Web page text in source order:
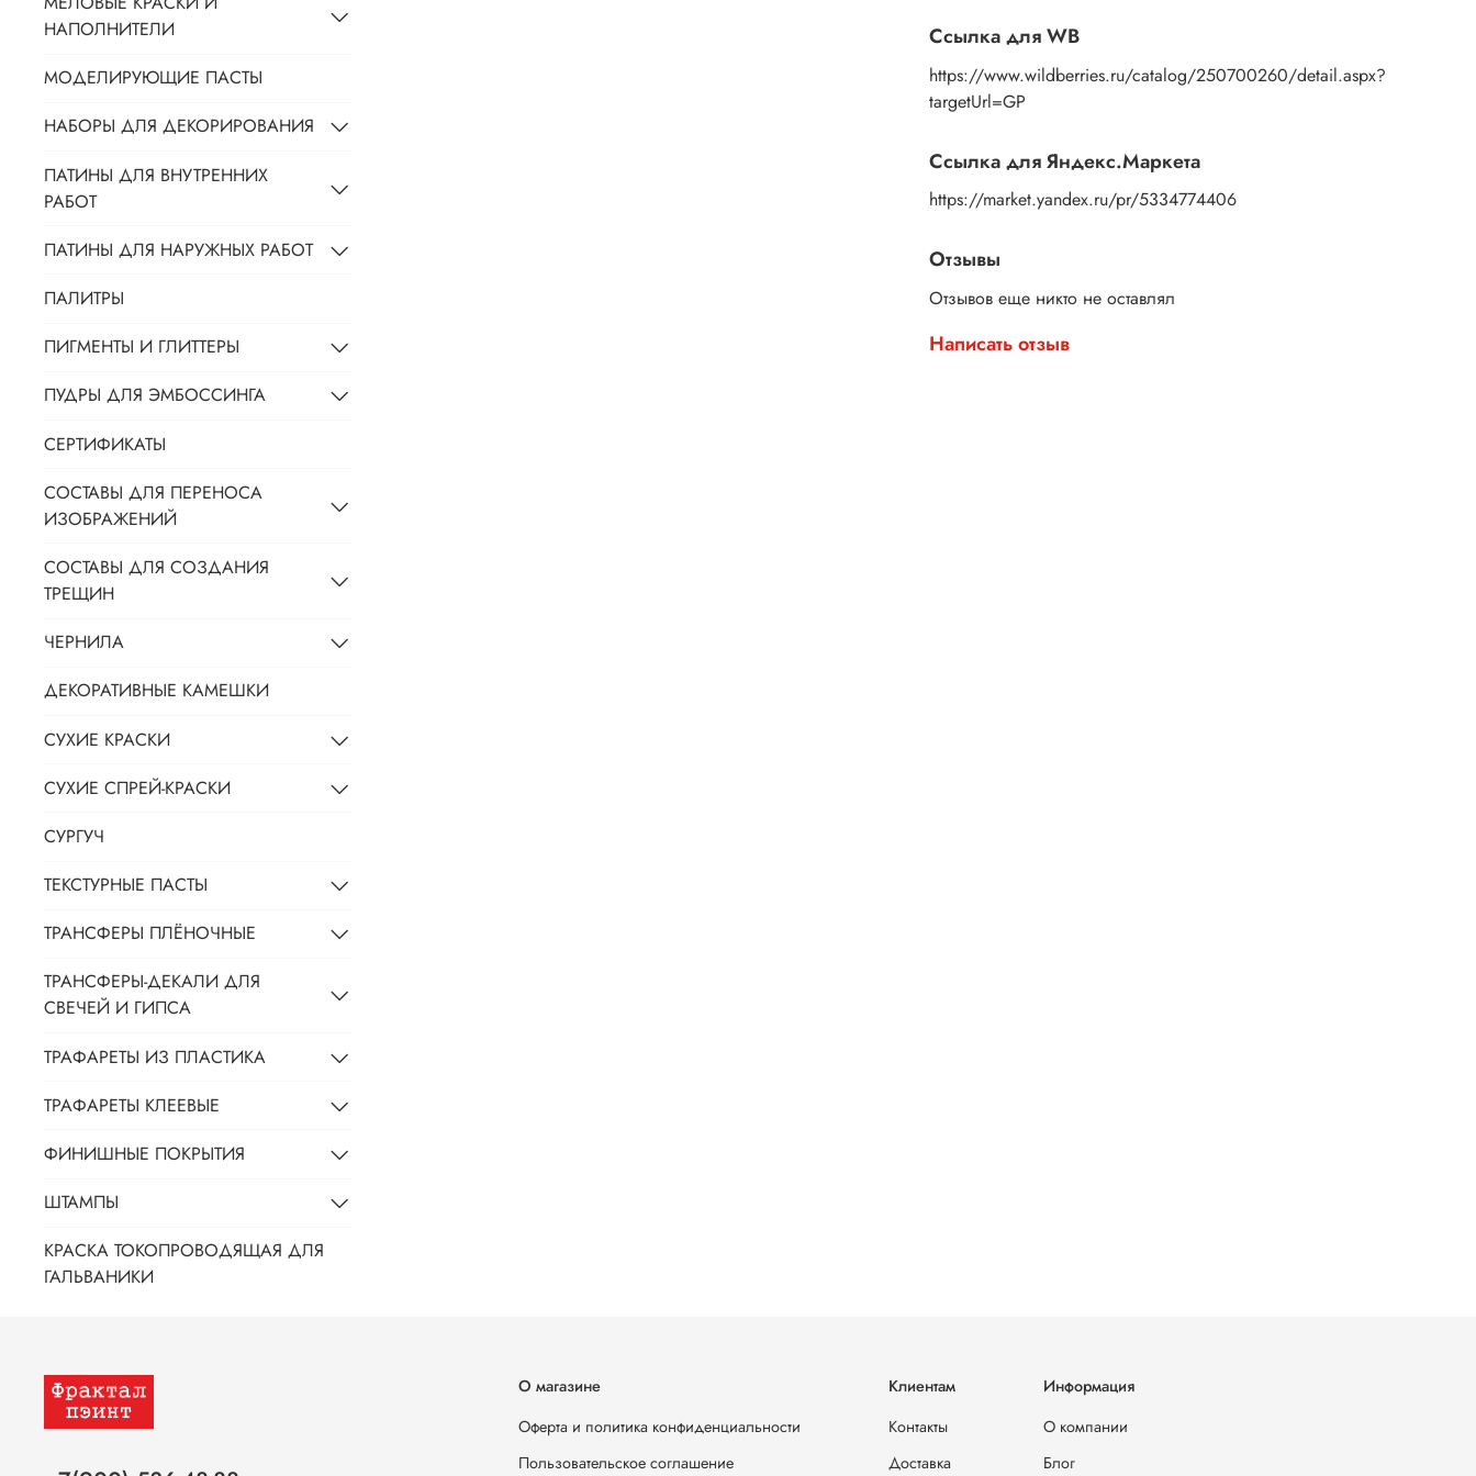
Ссылка для WB
https://www.wildberries.ru/catalog/250700260/detail.aspx?
targetUrl=GP
Ссылка для Яндекс.Маркета
https://market.yandex.ru/pr/5334774406
Отзывы
Отзывов еще никто не оставлял
Написать отзыв
НАПОЛНИТЕЛИ
МОДЕЛИРУЮЩИЕ ПАСТЫ
НАБОРЫ ДЛЯ ДЕКОРИРОВАНИЯ
ПАТИНЫ ДЛЯ ВНУТРЕННИХ
РАБОТ
ПАТИНЫ ДЛЯ НАРУЖНЫХ РАБОТ
ПАЛИТРЫ
ПИГМЕНТЫ И ГЛИТТЕРЫ
ПУДРЫ ДЛЯ ЭМБОССИНГА
СЕРТИФИКАТЫ
СОСТАВЫ ДЛЯ ПЕРЕНОСА
ИЗОБРАЖЕНИЙ
СОСТАВЫ ДЛЯ СОЗДАНИЯ
ТРЕЩИН
ЧЕРНИЛА
ДЕКОРАТИВНЫЕ КАМЕШКИ
СУХИЕ КРАСКИ
СУХИЕ СПРЕЙ-КРАСКИ
СУРГУЧ
ТЕКСТУРНЫЕ ПАСТЫ
ТРАНСФЕРЫ ПЛЁНОЧНЫЕ
ТРАНСФЕРЫ-ДЕКАЛИ ДЛЯ
СВЕЧЕЙ И ГИПСА
ТРАФАРЕТЫ ИЗ ПЛАСТИКА
ТРАФАРЕТЫ КЛЕЕВЫЕ
ФИНИШНЫЕ ПОКРЫТИЯ
ШТАМПЫ
КРАСКА ТОКОПРОВОДЯЩАЯ ДЛЯ
ГАЛЬВАНИКИ
О магазине
Оферта и политика конфиденциальности
Пользовательское соглашение
Клиентам
Контакты
Доставка
Информация
О компании
Блог